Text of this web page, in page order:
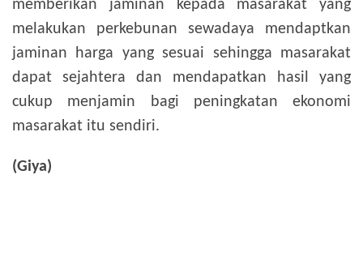
memberikan jaminan kepada masarakat yang
melakukan perkebunan sewadaya mendaptkan
jaminan harga yang sesuai sehingga masarakat
dapat sejahtera dan mendapatkan hasil yang
cukup menjamin bagi peningkatan ekonomi
masarakat itu sendiri.
(Giya)